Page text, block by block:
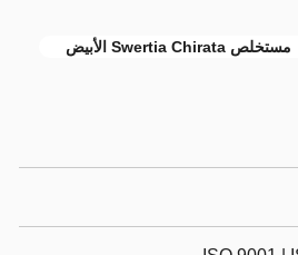
مستخلص Swertia Chirata الأبيض